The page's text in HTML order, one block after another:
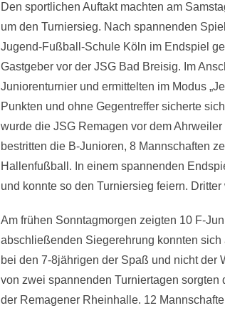
Den sportlichen Auftakt machten am
um den Turniersieg. Nach spannenden
Jugend-Fußball-Schule Köln im Endspiel
Gastgeber vor der JSG Bad Breisig. Im
Juniorenturnier und ermittelten im Modus
Punkten und ohne Gegentreffer sicherte
wurde die JSG Remagen vor dem
bestritten die B-Junioren, 8 Mannschaften
Hallenfußball. In einem spannenden
und konnte so den Turniersieg feiern.
Am frühen Sonntagmorgen zeigten 10 F-
abschließenden Siegerehrung konnten
bei den 7-8jährigen der Spaß und nicht der
von zwei spannenden Turniertagen
der Remagener Rheinhalle. 12